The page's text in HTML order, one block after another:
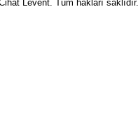
Levent. Tüm hakları saklıdır.